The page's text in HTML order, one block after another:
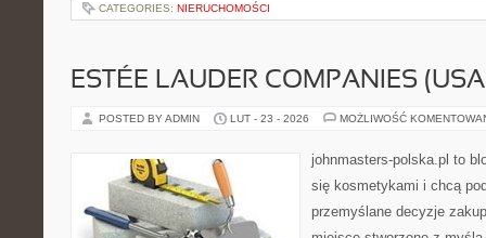
CATEGORIES: NIERUCHOMOŚCI
ESTÉE LAUDER COMPANIES
POSTED BY ADMIN LUT - 23 - 2026 MOŻLIWOŚĆ
johnmasters-polska.pl to
się kosmetykami i chcą
przemyślane decyzje